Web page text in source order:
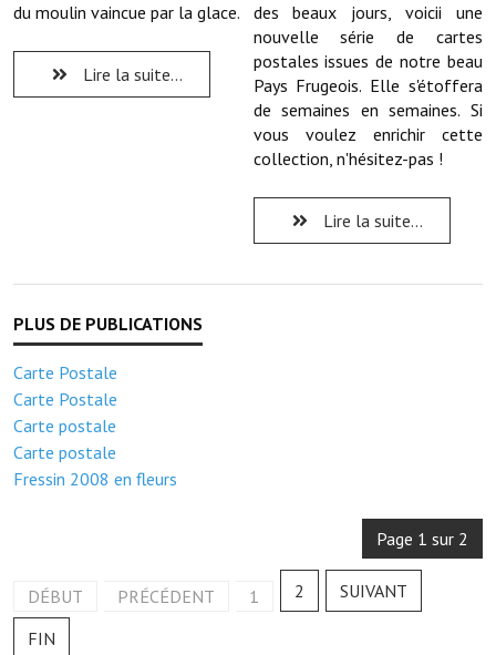
Elus et agents
L'équipe municipale
Le personnel municipal
Actions et projets
Projets et travaux en cours
Procès verbaux des conseils municipaux
Le bulletin municipal : Fressinfo & Le Fressinois
Communauté de communes
Autres groupements
du moulin vaincue par la glace.
Lire la suite...
des beaux jours, voicii une
nouvelle série de cartes
postales issues de notre beau
Pays Frugeois. Elle s'étoffera
de semaines en semaines. Si
vous voulez enrichir cette
collection, n'hésitez-pas !
Lire la suite...
Carte Postale
Carte Postale
Carte postale
Carte postale
Fressin 2008 en fleurs
Page 1 sur 2
DÉBUT PRÉCÉDENT 1 2 SUIVANT
FIN